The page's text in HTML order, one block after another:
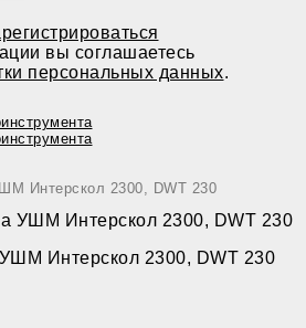
вы соглашаетесь
персональных данных.
Интерскол 2300, DWT 230
Интерскол 2300, DWT 230